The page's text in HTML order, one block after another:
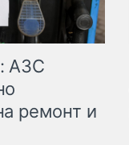
АЗС
ремонт и